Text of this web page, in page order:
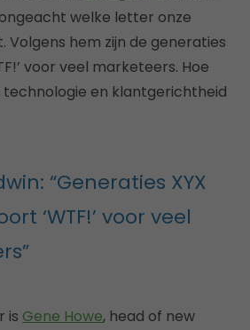
welke letter onze
Volgens hem zijn de generaties
voor veel marketeers. Hoe
en klantgerichtheid
“Generaties XYX
‘WTF!’ voor veel
is Gene Howe, head of new